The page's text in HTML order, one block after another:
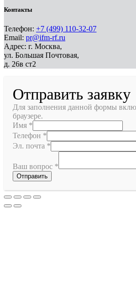
Контакты
Телефон: +7 (499) 110-32-07
Email: pr@ifm-rf.ru
Адрес: г. Москва,
ул. Большая Почтовая,
д. 26в ст2
Отправить заявку
Для заполнения данной формы
браузере.
Имя *
Телефон *
Эл. почта *
Ваш вопрос *
Отправить